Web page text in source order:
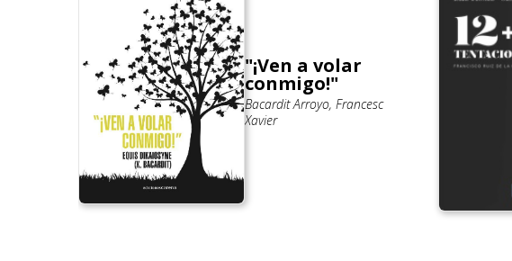
"¡Ven a volar
conmigo!"
Bacardit Arroyo, Francesc
Xavier